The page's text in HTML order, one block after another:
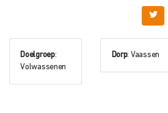
Doelgroep:
Volwassenen
Dorp: Vaassen